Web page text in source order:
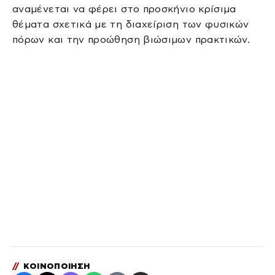
αναμένεται να φέρει στο προσκήνιο κρίσιμα
θέματα σχετικά με τη διαχείριση των φυσικών
πόρων και την προώθηση βιώσιμων πρακτικών.
// ΚΟΙΝΟΠΟΙΗΣΗ